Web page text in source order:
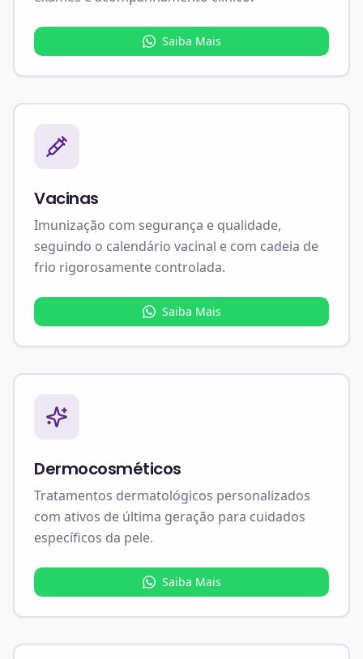
Saiba Mais
Vacinas
Imunização com segurança e qualidade,
seguindo o calendário vacinal e com cadeia de
frio rigorosamente controlada.
Saiba Mais
Dermocosméticos
Tratamentos dermatológicos personalizados
com ativos de última geração para cuidados
específicos da pele.
Saiba Mais